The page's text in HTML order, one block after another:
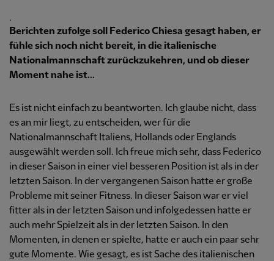
.
Berichten zufolge soll Federico Chiesa gesagt haben, er
fühle sich noch nicht bereit, in die italienische
Nationalmannschaft zurückzukehren, und ob dieser
Moment nahe ist...
Es ist nicht einfach zu beantworten. Ich glaube nicht, dass
es an mir liegt, zu entscheiden, wer für die
Nationalmannschaft Italiens, Hollands oder Englands
ausgewählt werden soll. Ich freue mich sehr, dass Federico
in dieser Saison in einer viel besseren Position ist als in der
letzten Saison. In der vergangenen Saison hatte er große
Probleme mit seiner Fitness. In dieser Saison war er viel
fitter als in der letzten Saison und infolgedessen hatte er
auch mehr Spielzeit als in der letzten Saison. In den
Momenten, in denen er spielte, hatte er auch ein paar sehr
gute Momente. Wie gesagt, es ist Sache des italienischen